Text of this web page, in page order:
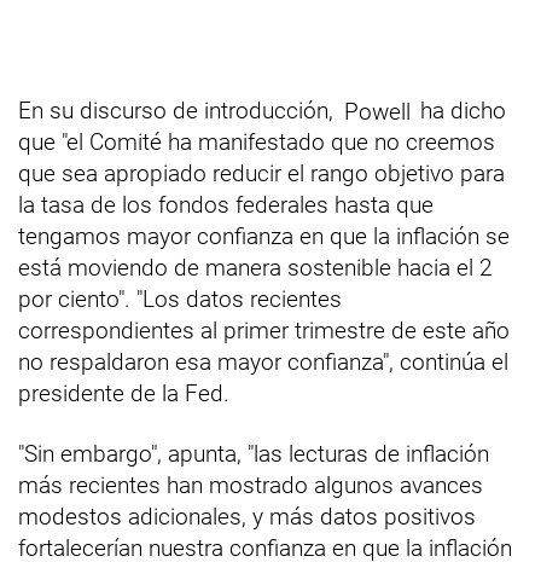
En su discurso de introducción, Powell ha dicho
que "el Comité ha manifestado que no creemos
que sea apropiado reducir el rango objetivo para
la tasa de los fondos federales hasta que
tengamos mayor confianza en que la inflación se
está moviendo de manera sostenible hacia el 2
por ciento". "Los datos recientes
correspondientes al primer trimestre de este año
no respaldaron esa mayor confianza", continúa el
presidente de la Fed.
"Sin embargo", apunta, "las lecturas de inflación
más recientes han mostrado algunos avances
modestos adicionales, y más datos positivos
fortalecerían nuestra confianza en que la inflación